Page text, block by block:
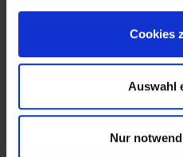
Cookies
Auswahl
Nur
"Du oder ich?
17.6.2017
40-Jahr-Jubiläum